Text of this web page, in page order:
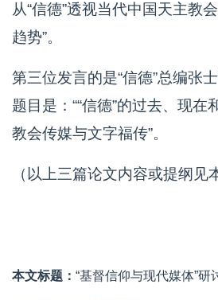
从“信德”透视当代中国天主教
趋势”。
第三位发言的是“信德”总编张
题目是：““信德”的过去、现
教会传媒与文字福传”。
（以上三篇论文内容或提纲见
本文标题： “基督信仰与现代媒体”